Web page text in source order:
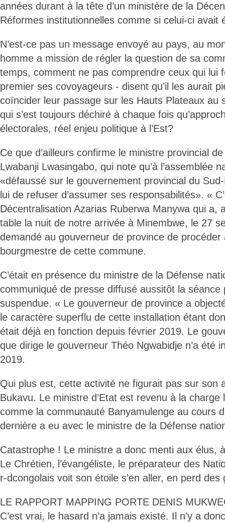
années durant à la tête d’un ministère de la
Réformes institutionnelles comme si celui-ci avait
N’est-ce pas un message envoyé au pays, au
homme a mission de régler la question de sa
temps, comment ne pas comprendre ceux qui lui
premier ses covoyageurs - disent qu’il les aurait
coïncider leur passage sur les Hauts Plateaux au
qui s’est toujours déchiré à chaque fois
électorales, réel enjeu politique à l’Est?
Ce que d’ailleurs confirme le ministre provincial
Lwabanji Lwasingabo, qui note qu’à l’assemblée
«défaussé sur le gouvernement provincial du
lui de refuser d’assumer ses responsabilités». «
Décentralisation Azarias Ruberwa Manywa qui a,
table la nuit de notre arrivée à Minembwe, le 27
demandé au gouverneur de province de procéder
bourgmestre de cette commune.
C’était en présence du ministre de la Défense
communiqué de presse diffusé aussitôt la séance
suspendue. « Le gouverneur de province a
le caractère superflu de cette installation étant
était déjà en fonction depuis février 2019. Le
que dirige le gouverneur Théo Ngwabidje n’a été
2019.
Qui plus est, cette activité ne figurait pas sur son
Bukavu. Le ministre d’Etat est revenu à la
comme la communauté Banyamulenge au cours
dernière a eu avec le ministre de la Défense
Catastrophe ! Le ministre a donc menti aux élus,
Le Chrétien, l’évangéliste, le préparateur des
r-dcongolais voit son étoile s’en aller, en perd des
LE RAPPORT MAPPING PORTE DENIS
C’est vrai, le hasard n’a jamais existé. Il n’y a